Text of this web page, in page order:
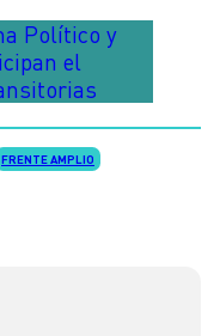
Político y
el
FRENTE AMPLIO